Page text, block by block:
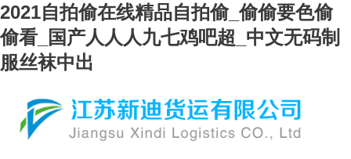
2021自拍偷在线精品自拍偷_偷偷要色偷
偷看_国产人人人九七鸡吧超_中文无码制
服丝袜中出